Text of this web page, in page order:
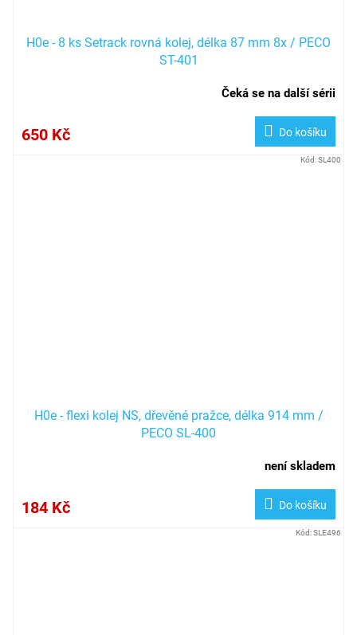
H0e - 8 ks Setrack rovná kolej, délka 87 mm 8x / PECO
ST-401
Čeká se na další sérii
650 Kč Do košíku
H0e - flexi kolej NS, dřevěné pražce, délka 914 mm /
PECO SL-400
není skladem
184 Kč Do košíku
Kód:SL400
Kód:SLE496